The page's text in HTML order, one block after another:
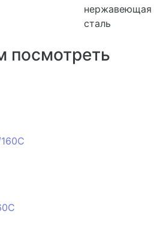
нержавеющая
сталь
посмотреть